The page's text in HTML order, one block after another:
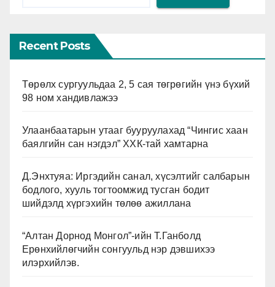
Recent Posts
Төрөлх сургуульдаа 2, 5 сая төгрөгийн үнэ бүхий
98 ном хандивлажээ
Улаанбаатарын утааг бууруулахад “Чингис хаан
баялгийн сан нэгдэл” ХХК-тай хамтарна
Д.Энхтуяа: Иргэдийн санал, хүсэлтийг салбарын
бодлого, хууль тогтоомжид тусган бодит
шийдэлд хүргэхийн төлөө ажиллана
“Алтан Дорнод Монгол”-ийн Т.Ганболд
Ерөнхийлөгчийн сонгуульд нэр дэвшихээ
илэрхийлэв.